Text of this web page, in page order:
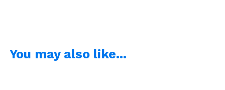
You may also like...